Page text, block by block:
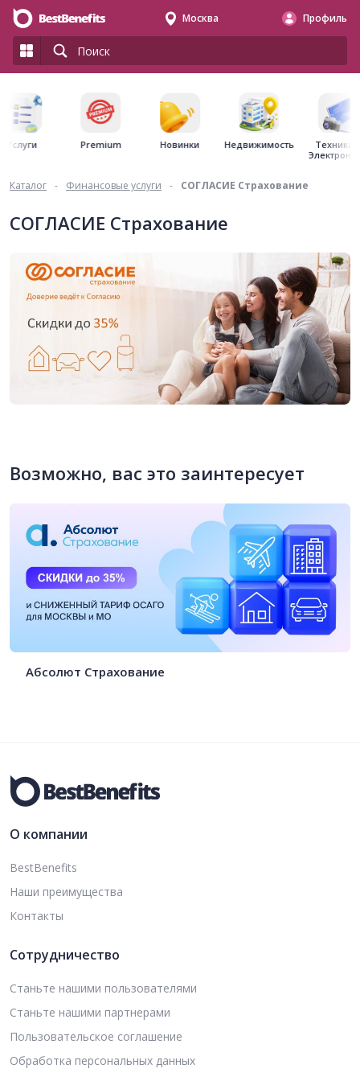
Москва Профиль
Услуги Premium Новинки Недвижимость
Техника
Каталог - Финансовые услуги - СОГЛАСИЕ Страхование
СОГЛАСИЕ Страхование
Возможно, вас это заинтересует
Абсолют Страхование
О компании
BestBenefits
Наши преимущества
Контакты
Сотрудничество
Станьте нашими пользователями
Станьте нашими партнерами
Пользовательское соглашение
Обработка персональных данных